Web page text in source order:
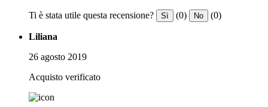
Ti è stata utile questa recensione? Sì (0) No (0)
Liliana
26 agosto 2019
Acquisto verificato